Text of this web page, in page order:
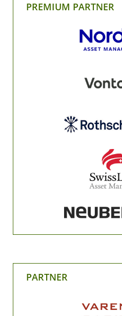
PREMIUM PARTNER
PARTNER